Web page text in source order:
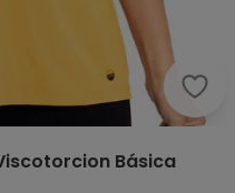
Básica